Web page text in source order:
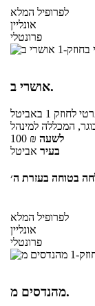
לפרופיל המלא
אונליין
פרונטלי
אושרי ב.
לחוזק 1
באביטל
המכללה למינהל
100 ₪ לשעה
בעיר אביטל
לפרופיל המלא
אונליין
פרונטלי
מהנדסים מ.